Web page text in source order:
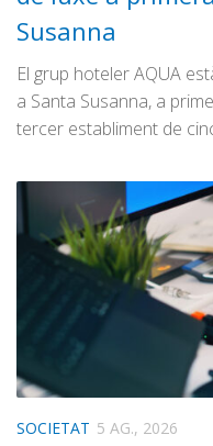
Susanna
El grup hoteler AQUA
a Santa Susanna, a
tercer establiment de
SOCIETAT 5 AG., 2026